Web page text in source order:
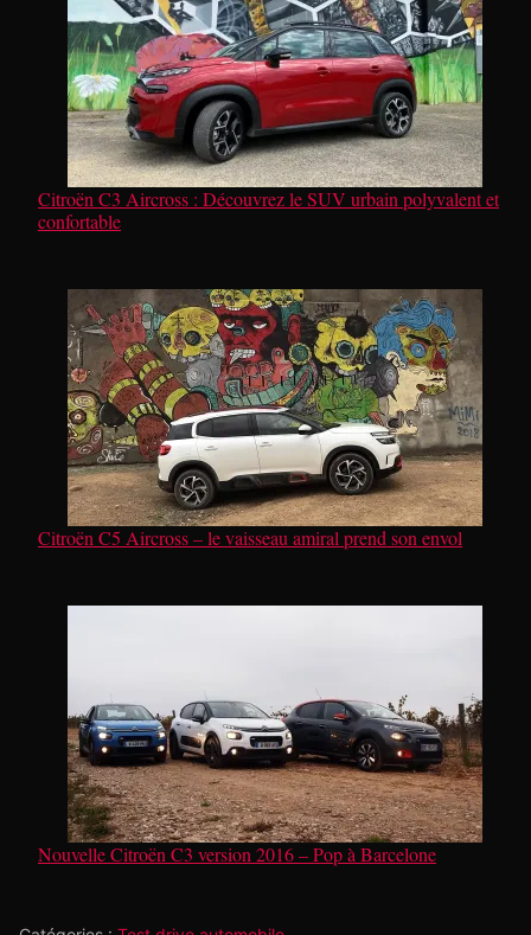
Citroën C3 Aircross : Découvrez le SUV urbain polyvalent et
confortable
Citroën C5 Aircross – le vaisseau amiral prend son envol
Nouvelle Citroën C3 version 2016 – Pop à Barcelone